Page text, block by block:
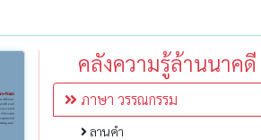
คลังความรู้ล้านนาคดี
ภาษา วรรณกรรม
ลานคำ